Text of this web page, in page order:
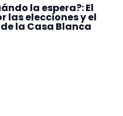
la espera?: El
las elecciones y el
la Casa Blanca